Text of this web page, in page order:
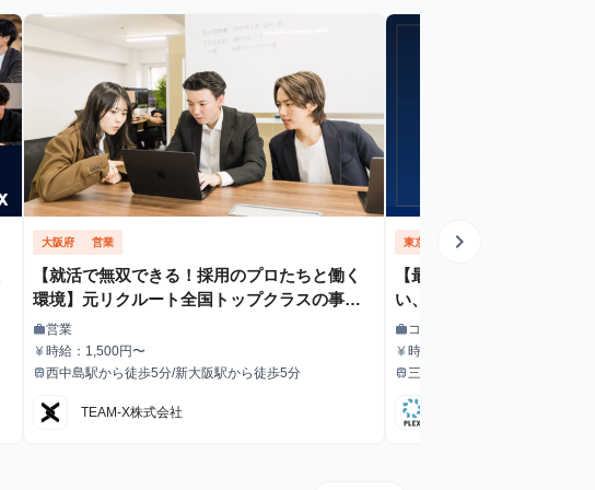
chevron_right
大阪府 営業
【就活で無双できる！採用のプロたちと働く
環境】元リクルート全国トップクラスの事業
責任者の元で営業経験を積む｜時給1,500円〜
＠大阪
職種
work営業
給与
currency_yen時給：1,500円〜
最寄駅
train西中島駅から徒歩5分/新大阪駅から徒歩5分
TEAM-X株式会社
東京都 コンサルタント
【最強のビジネス経験を
い、事業を動かす。M&A
インターン
職種
work コンサルタント
給与
currency_yen時給1,500円〜2,000円（昇給
ブあり）
最寄駅
train 三越前駅から徒歩3分、大手町